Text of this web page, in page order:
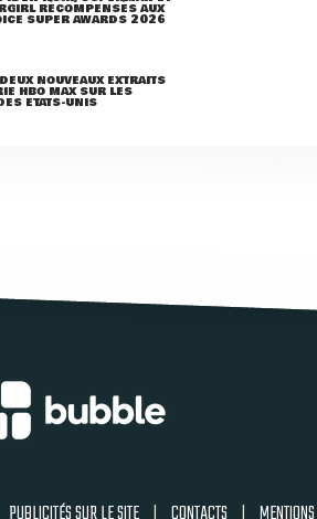
RÉCOMPENSÉS AUX
SUPER AWARDS 2026
NOUVEAUX EXTRAITS
HBO MAX SUR LES
ETATS-UNIS